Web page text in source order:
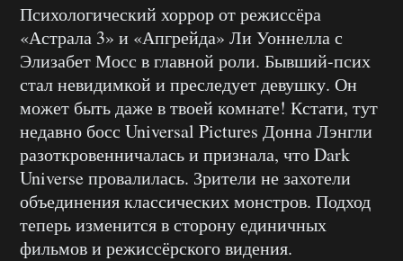
Психологический хоррор от режиссёра
«Астрала 3» и «Апгрейда» Ли Уоннелла с
Элизабет Мосс в главной роли. Бывший-псих
стал невидимкой и преследует девушку. Он
может быть даже в твоей комнате! Кстати, тут
недавно босс Universal Pictures Донна Лэнгли
разоткровенничалась и признала, что Dark
Universe провалилась. Зрители не захотели
объединения классических монстров. Подход
теперь изменится в сторону единичных
фильмов и режиссёрского видения.